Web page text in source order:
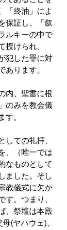
「終油」によ
保証し、「叙
ルキーの中で
授けられ、
犯した罪に対
あります。
内、聖書に根
のみを教会儀
す。
しての礼拝、
、（唯一では
なものとして
ました。そし
教儀式に欠か
す。つまり、
、祭壇は本殿
(ヤハウェ)、